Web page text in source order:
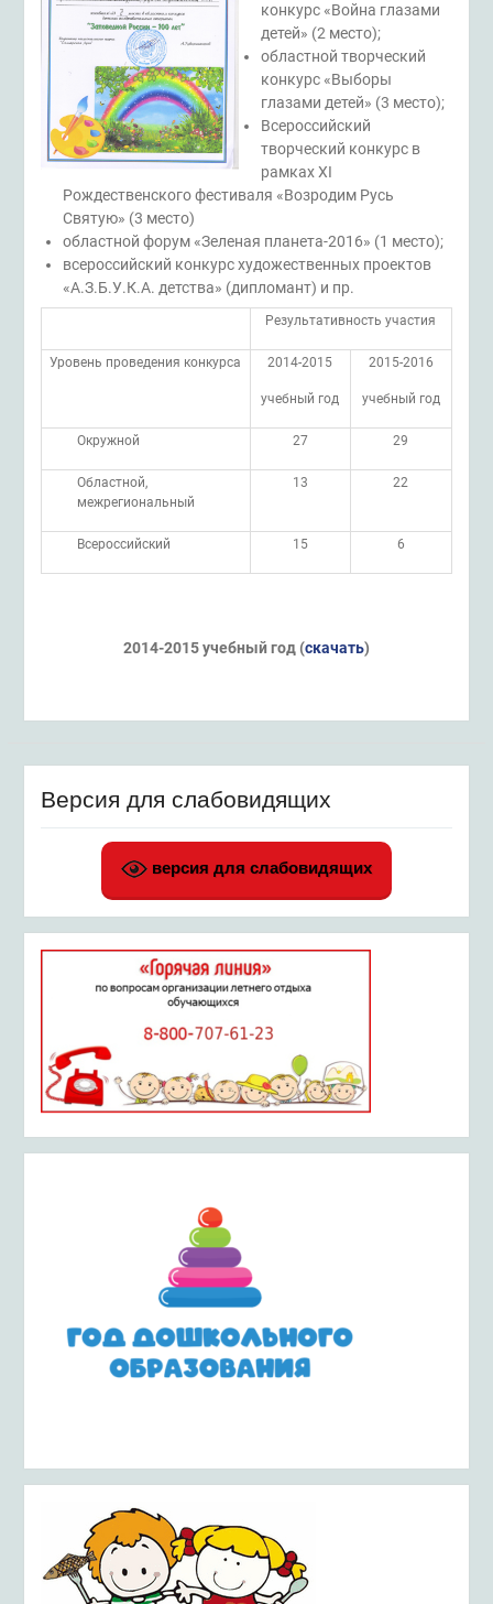
конкурс «Война глазами
детей» (2 место);
областной творческий
конкурс «Выборы
глазами детей» (3 место);
Всероссийский
творческий конкурс в
рамках XI
Рождественского фестиваля «Возродим Русь
Святую» (3 место)
областной форум «Зеленая планета-2016» (1 место);
всероссийский конкурс художественных проектов
«А.З.Б.У.К.А. детства» (дипломант) и пр.
Результативность участия
Уровень проведения конкурса 2014-2015
учебный год
2015-2016
учебный год
Окружной 27 29
Областной,
межрегиональный
13 22
Всероссийский 15 6
2014-2015 учебный год (скачать)
Версия для слабовидящих
версия для слабовидящих